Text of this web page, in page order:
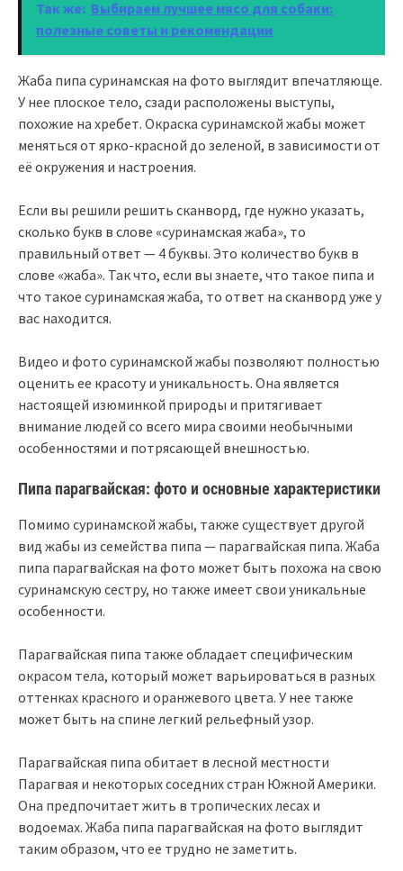
Так же: Выбираем лучшее мясо для собаки:
полезные советы и рекомендации
Жаба пипа суринамская на фото выглядит впечатляюще.
У нее плоское тело, сзади расположены выступы,
похожие на хребет. Окраска суринамской жабы может
меняться от ярко-красной до зеленой, в зависимости от
её окружения и настроения.
Если вы решили решить сканворд, где нужно указать,
сколько букв в слове «суринамская жаба», то
правильный ответ — 4 буквы. Это количество букв в
слове «жаба». Так что, если вы знаете, что такое пипа и
что такое суринамская жаба, то ответ на сканворд уже у
вас находится.
Видео и фото суринамской жабы позволяют полностью
оценить ее красоту и уникальность. Она является
настоящей изюминкой природы и притягивает
внимание людей со всего мира своими необычными
особенностями и потрясающей внешностью.
Пипа парагвайская: фото и основные характеристики
Помимо суринамской жабы, также существует другой
вид жабы из семейства пипа — парагвайская пипа. Жаба
пипа парагвайская на фото может быть похожа на свою
суринамскую сестру, но также имеет свои уникальные
особенности.
Парагвайская пипа также обладает специфическим
окрасом тела, который может варьироваться в разных
оттенках красного и оранжевого цвета. У нее также
может быть на спине легкий рельефный узор.
Парагвайская пипа обитает в лесной местности
Парагвая и некоторых соседних стран Южной Америки.
Она предпочитает жить в тропических лесах и
водоемах. Жаба пипа парагвайская на фото выглядит
таким образом, что ее трудно не заметить.